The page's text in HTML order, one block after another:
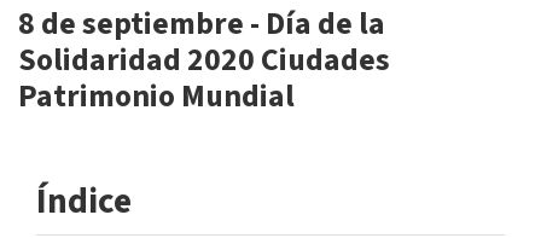
8 de septiembre - Día de la
Solidaridad 2020 Ciudades
Patrimonio Mundial
Índice